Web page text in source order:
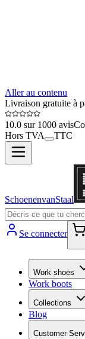
Aller au contenu
Livraison gratuite à
10.0 sur 1000 avis
Hors TVA
TTC
SchoenenvanStaal
Se connecter
Work shoes
Work boots
Collections
Blog
Customer